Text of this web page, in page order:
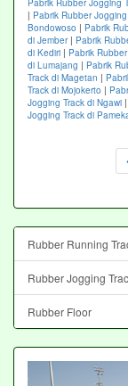
Pabrik Rubber Jogging
| Pabrik Rubber
Bondowoso | Pabrik
di Jember| Pabrik
di Kediri | Pabrik
di Lumajang | Pabrik
Track di Magetan |
Track di Mojokerto |
Jogging Track di Ngawi |
Jogging Track di
Rubber Running
Rubber Jogging
Rubber Floor